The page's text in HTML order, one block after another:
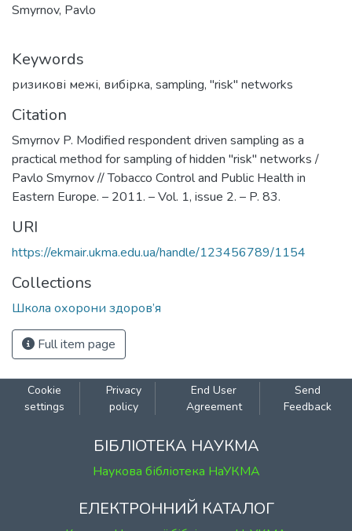
Smyrnov, Pavlo
Keywords
ризикові межі, вибірка, sampling, "risk" networks
Citation
Smyrnov P. Modified respondent driven sampling as a
practical method for sampling of hidden "risk" networks /
Pavlo Smyrnov // Tobacco Control and Public Health in
Eastern Europe. – 2011. – Vol. 1, issue 2. – P. 83.
URI
https://ekmair.ukma.edu.ua/handle/123456789/1154
Collections
Школа охорони здоров’я
Full item page
Cookie
settings
Privacy
policy
End User
Agreement
Send
Feedback
БІБЛІОТЕКА НАУКМА
Наукова бібліотека НаУКМА
ЕЛЕКТРОННИЙ КАТАЛОГ